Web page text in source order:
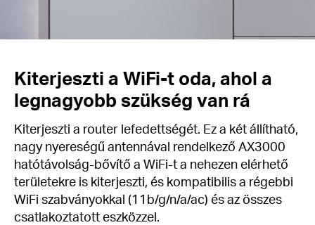
Kiterjeszti a WiFi-t oda, ahol a
legnagyobb szükség van rá
Kiterjeszti a router lefedettségét. Ez a két állítható,
nagy nyereségű antennával rendelkező AX3000
hatótávolság-bővítő a WiFi-t a nehezen elérhető
területekre is kiterjeszti, és kompatibilis a régebbi
WiFi szabványokkal (11b/g/n/a/ac) és az összes
csatlakoztatott eszközzel.